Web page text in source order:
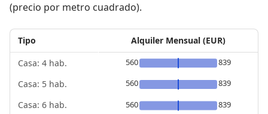
(precio por metro cuadrado).
Tipo
Casa: 4 hab.
Casa: 5 hab.
Casa: 6 hab.
Alquiler Mensual (EUR)
560
839
560
839
560
839